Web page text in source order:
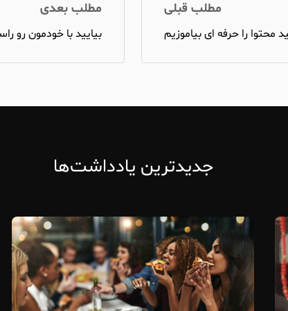
مطلب بعدی
بیایید با خودمون رو
مطلب قبلی
محتوا را حرفه ای بیاموزیم
جدیدترین یادداشت‌ها